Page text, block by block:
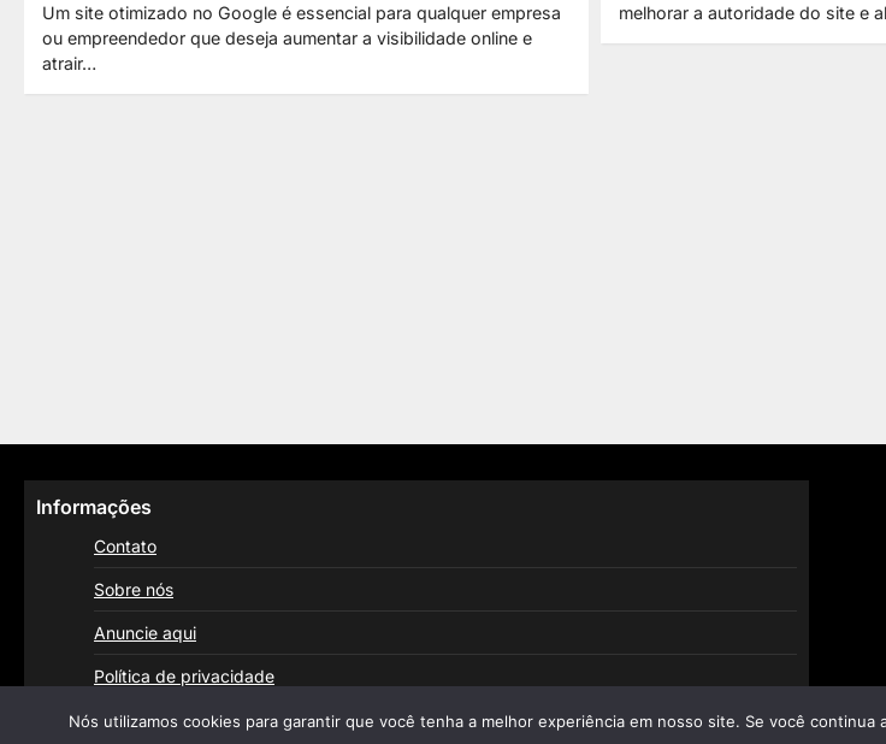
Um site otimizado no Google é essencial para qualquer empresa
ou empreendedor que deseja aumentar a visibilidade online e
atrair…
melhorar a autoridade do site e
Informações
Contato
Sobre nós
Anuncie aqui
Política de privacidade
Nós utilizamos cookies para garantir que você tenha a melhor experiência em nosso site. Se você